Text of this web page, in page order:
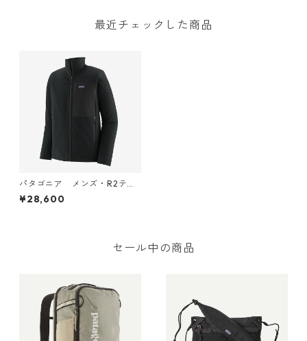
最近チェックした商品
パタゴニア メンズ・R2テッ
クフェイス・ジャケット (カ
ラー Black) Patagonia Men's
¥28,600
セール中の商品